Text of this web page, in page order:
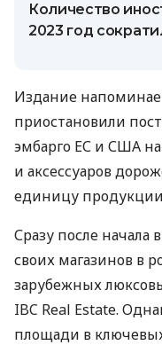
Количество
2023 год
Издание
приостановили
эмбарго ЕС и США
и аксессуаров
единицу
Сразу после начала
своих магазинов в
зарубежных
IBC Real Estate.
площади в